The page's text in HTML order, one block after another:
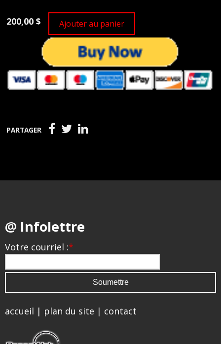
200,00 $ Ajouter au panier
PARTAGER
@ Infolettre
Votre courriel :*
accueil | plan du site | contact